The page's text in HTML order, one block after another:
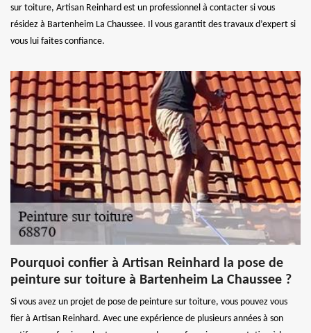
sur toiture, Artisan Reinhard est un professionnel à contacter si vous
résidez à Bartenheim La Chaussee. Il vous garantit des travaux d’expert si
vous lui faites confiance.
Pourquoi confier à Artisan Reinhard la pose de
peinture sur toiture à Bartenheim La Chaussee ?
Si vous avez un projet de pose de peinture sur toiture, vous pouvez vous
fier à Artisan Reinhard. Avec une expérience de plusieurs années à son